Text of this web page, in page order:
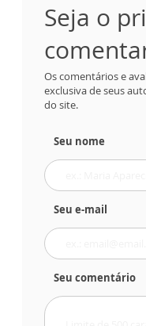
Seja o
Os comentários e
exclusiva de seus
do site.
Seu nome
Seu e-mail
Seu comentário